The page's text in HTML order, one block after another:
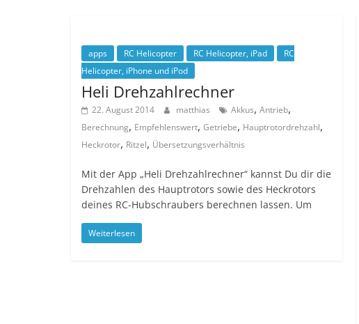
apps RC Helicopter RC Helicopter, iPad
RC
Helicopter, iPhone und iPod
Heli Drehzahlrechner
22. August 2014 matthias Akkus, Antrieb,
Berechnung, Empfehlenswert, Getriebe, Hauptrotordrehzahl,
Heckrotor, Ritzel, Übersetzungsverhältnis
Mit der App „Heli Drehzahlrechner“ kannst Du dir die
Drehzahlen des Hauptrotors sowie des Heckrotors
deines RC-Hubschraubers berechnen lassen. Um
Weiterlesen